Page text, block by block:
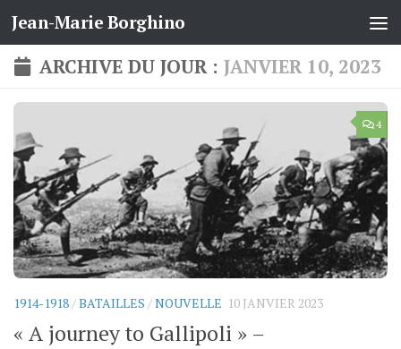
Skip to content
Jean-Marie Borghino
ARCHIVE DU JOUR : JANVIER 10, 2023
4
1914-1918/BATAILLES /NOUVELLE 10 JANVIER 2023
« A journey to Gallipoli » –